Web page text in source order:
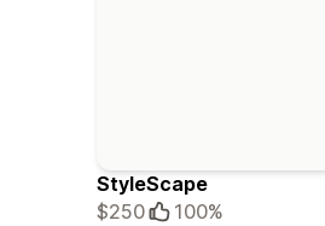
StyleScape
$250
100%